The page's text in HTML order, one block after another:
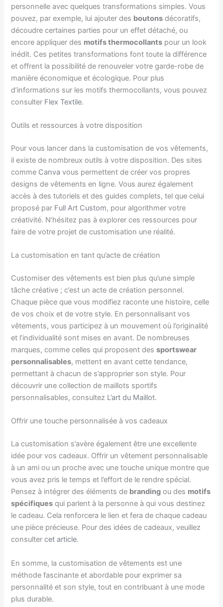
personnelle avec quelques transformations simples. Vous
pouvez, par exemple, lui ajouter des boutons décoratifs,
découdre certaines parties pour un effet détaché, ou
encore appliquer des motifs thermocollants pour un look
inédit. Ces petites transformations font toute la différence
et offrent la possibilité de renouveler votre garde-robe de
manière économique et écologique. Pour plus
d’informations sur les motifs thermocollants, vous pouvez
consulter Flex Textile.
Outils et ressources à votre disposition
Pour vous lancer dans la customisation de vos vêtements,
il existe de nombreux outils à votre disposition. Des sites
comme Canva vous permettent de créer vos propres
designs de vêtements en ligne. Vous aurez également
accès à des tutoriels et des guides complets, tel que celui
proposé par Full Art Custom, pour algorithmer votre
créativité. N’hésitez pas à explorer ces ressources pour
faire de votre projet de customisation une réalité.
La customisation en tant qu’acte de création
Customiser des vêtements est bien plus qu’une simple
tâche créative ; c’est un acte de création personnel.
Chaque pièce que vous modifiez raconte une histoire, celle
de vos choix et de votre style. En personnalisant vos
vêtements, vous participez à un mouvement où l’originalité
et l’individualité sont mises en avant. De nombreuses
marques, comme celles qui proposent dessportswear
personnalisables, mettent en avant cette tendance,
permettant à chacun de s’approprier son style. Pour
découvrir une collection de maillots sportifs
personnalisables, consultez L’art du Maillot.
Offrir une touche personnalisée à vos cadeaux
La customisation s’avère également être une excellente
idée pour vos cadeaux. Offrir un vêtement personnalisable
à un ami ou un proche avec une touche unique montre que
vous avez pris le temps et l’effort de le rendre spécial.
Pensez à intégrer des éléments de branding ou des motifs
spécifiques qui parlent à la personne à qui vous destinez
le cadeau. Cela renforcera le lien et fera de chaque cadeau
une pièce précieuse. Pour des idées de cadeaux, veuillez
consultercet article.
En somme, la customisation de vêtements est une
méthode fascinante et abordable pour exprimer sa
personnalité et son style, tout en contribuant à une mode
plus durable.